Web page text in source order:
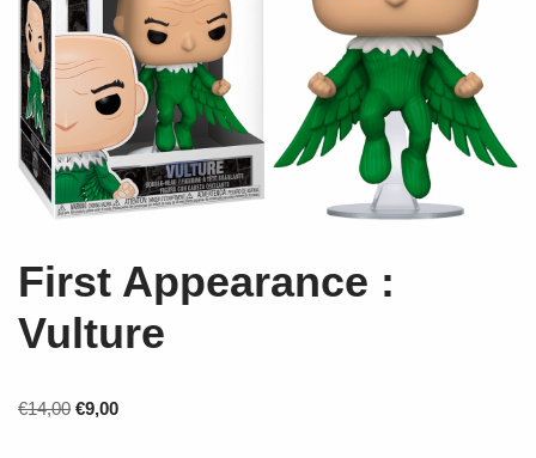
First Appearance :
Vulture
€14,00 €9,00